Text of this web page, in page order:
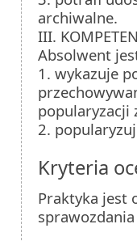
archiwalne.
III.
Absolwent
1. wykazuje
popularyzacji
2.
Kryteria
Praktyka jest